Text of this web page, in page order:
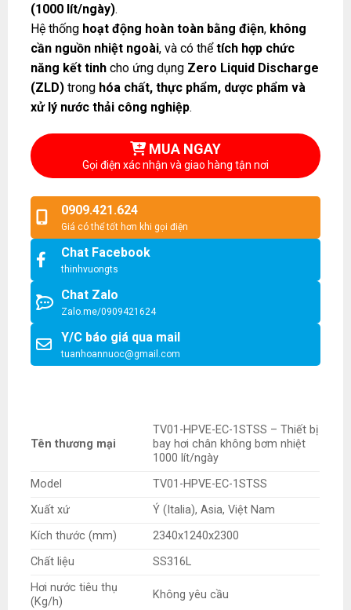
(1000 lít/ngày).
Hệ thống hoạt động hoàn toàn bằng điện, không
cần nguồn nhiệt ngoài, và có thểtích hợp chức
năng kết tinh cho ứng dụng Zero Liquid Discharge
(ZLD) trong hóa chất, thực phẩm, dược phẩm và
xử lý nước thải công nghiệp.
MUA NGAY
Gọi điện xác nhận và giao hàng tận nơi
0909.421.624
Giá có thể tốt hơn khi gọi điện
Chat Facebook
thinhvuongts
Chat Zalo
Zalo.me/0909421624
Y/C báo giá qua mail
tuanhoannuoc@gmail.com
Tên thương mại
TV01-HPVE-EC-1STSS – Thiết bị
bay hơi chân không bơm nhiệt
1000 lít/ngày
Model
TV01-HPVE-EC-1STSS
Xuất xứ
Ý (Italia), Asia, Việt Nam
Kích thước (mm)
2340x1240x2300
Chất liệu
SS316L
Hơi nước tiêu thụ
(Kg/h)
Không yêu cầu